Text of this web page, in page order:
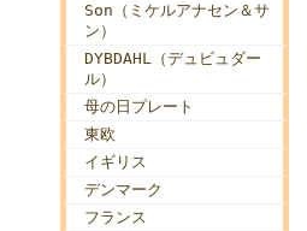
Son（ミケルアナセン＆サ
ン）
DYBDAHL（デュビュダー
ル）
母の日プレート
東欧
イギリス
デンマーク
フランス